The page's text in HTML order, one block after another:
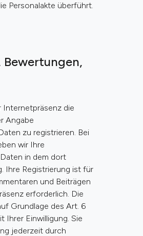
Personalakte überführt.
Internetpräsenz die
Angabe
zu registrieren. Bei
wir Ihre
in dem dort
Ihre Registrierung ist für
und Beiträgen
erforderlich. Die
Grundlage des Art. 6
Ihrer Einwilligung. Sie
jederzeit durch